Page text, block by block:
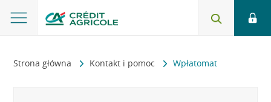
Strona główna Kontakt i pomoc Wpłatomat